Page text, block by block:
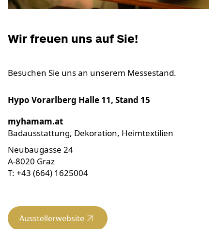
Wir freuen uns auf Sie!
Besuchen Sie uns an unserem Messestand.
Hypo Vorarlberg Halle 11, Stand 15
myhamam.at
Badausstattung, Dekoration, Heimtextilien
Neubaugasse 24
A-8020 Graz
T: +43 (664) 1625004
Ausstellerwebsite